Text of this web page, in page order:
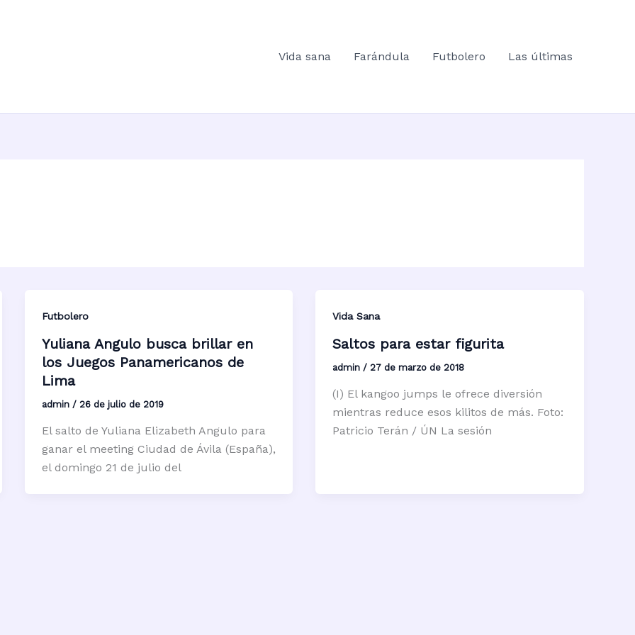
Vida sana
Farándula Futbolero Las últimas
Futbolero
Yuliana Angulo busca brillar en
los Juegos Panamericanos de
Lima
admin / 26 de julio de 2019
El salto de Yuliana Elizabeth Angulo para
ganar el meeting Ciudad de Ávila (España),
el domingo 21 de julio del
Vida Sana
Saltos para estar figurita
admin /27 de marzo de 2018
(I) El kangoo jumps le ofrece diversión
mientras reduce esos kilitos de más. Foto:
Patricio Terán / ÚN La sesión